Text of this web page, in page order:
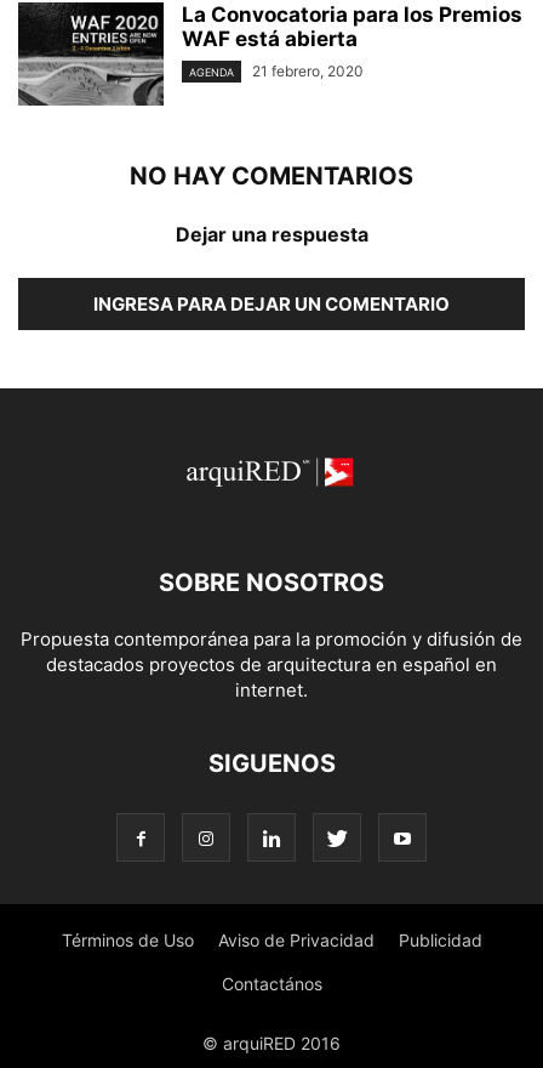
La Convocatoria para los Premios
WAF está abierta
AGENDA 21 febrero, 2020
NO HAY COMENTARIOS
Dejar una respuesta
INGRESA PARA DEJAR UN COMENTARIO
SOBRE NOSOTROS
Propuesta contemporánea para la promoción y difusión de
destacados proyectos de arquitectura en español en
internet.
SIGUENOS
Términos de Uso Aviso de Privacidad Publicidad
Contactános
© arquiRED 2016